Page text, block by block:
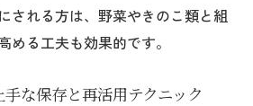
される方は、野菜やきのこ類と組
める工夫も効果的です。
な保存と再活用テクニック